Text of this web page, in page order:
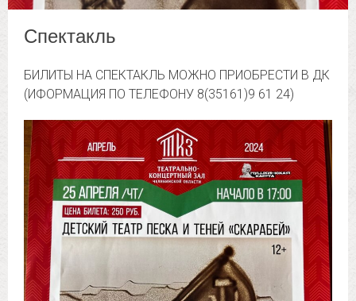
Спектакль
БИЛИТЫ НА СПЕКТАКЛЬ МОЖНО ПРИОБРЕСТИ В ДК
(ИФОРМАЦИЯ ПО ТЕЛЕФОНУ 8(35161)9 61 24)